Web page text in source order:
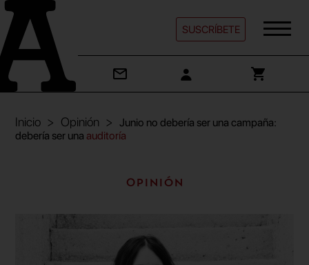
SUSCRÍBETE
Inicio Opinión
Junio no debería ser una campaña:
debería ser una auditoría
Opinión